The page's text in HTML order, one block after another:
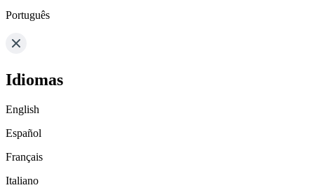
Português
Idiomas
English
Español
Français
Italiano